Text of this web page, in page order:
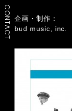
CONTACT
企画・制作：
bud music, inc.